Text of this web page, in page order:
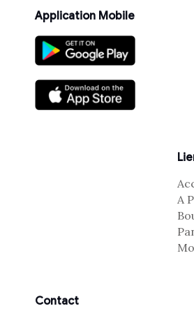
Application Mobile
A
Contact